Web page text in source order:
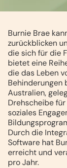
Burnie Brae
zurückblicken
die sich für die
bietet eine
die das Leben
Behinderungen
Australien,
Drehscheibe
soziales
Durch die
Software hat
erreicht und
pro Jahr.